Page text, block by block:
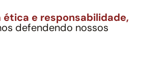
e responsabilidade,
defendendo nossos